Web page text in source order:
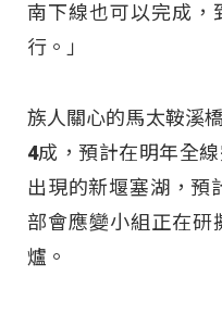
南下線也可以完成，
行。」
族人關心的馬太鞍溪
4成，預計在明年全
出現的新堰塞湖，預
部會應變小組正在研
爐。